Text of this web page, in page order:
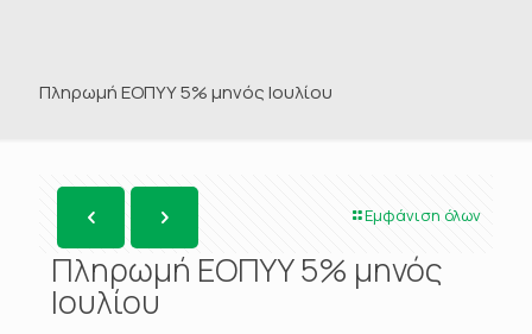
Πληρωμή ΕΟΠΥΥ 5% μηνός Ιουλίου
Εμφάνιση όλων
Πληρωμή ΕΟΠΥΥ 5% μηνός
Ιουλίου